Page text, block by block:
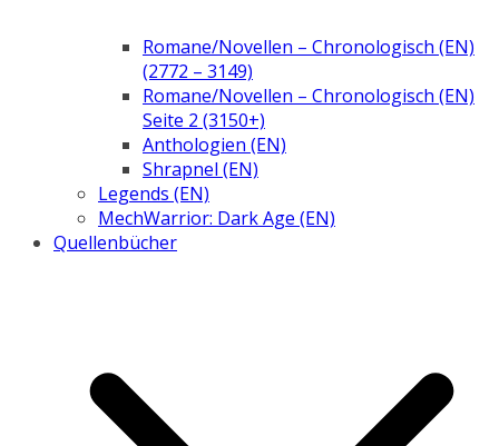
Romane/Novellen – Chronologisch (EN)
(2772 – 3149)
Romane/Novellen – Chronologisch (EN)
Seite 2 (3150+)
Anthologien (EN)
Shrapnel (EN)
Legends (EN)
MechWarrior: Dark Age (EN)
Quellenbücher